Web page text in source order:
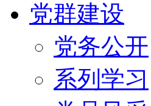
党群建设
党务公开
系列学习